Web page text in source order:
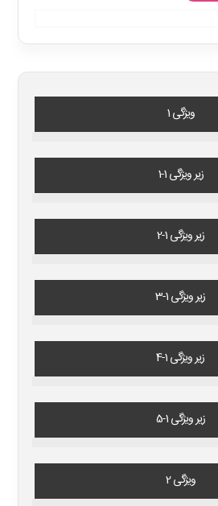
ویژگی 1
زیر ویژگی 1-1
زیر ویژگی 1-2
زیر ویژگی 1-3
زیر ویژگی 1-4
زیر ویژگی 1-5
ویژگی 2